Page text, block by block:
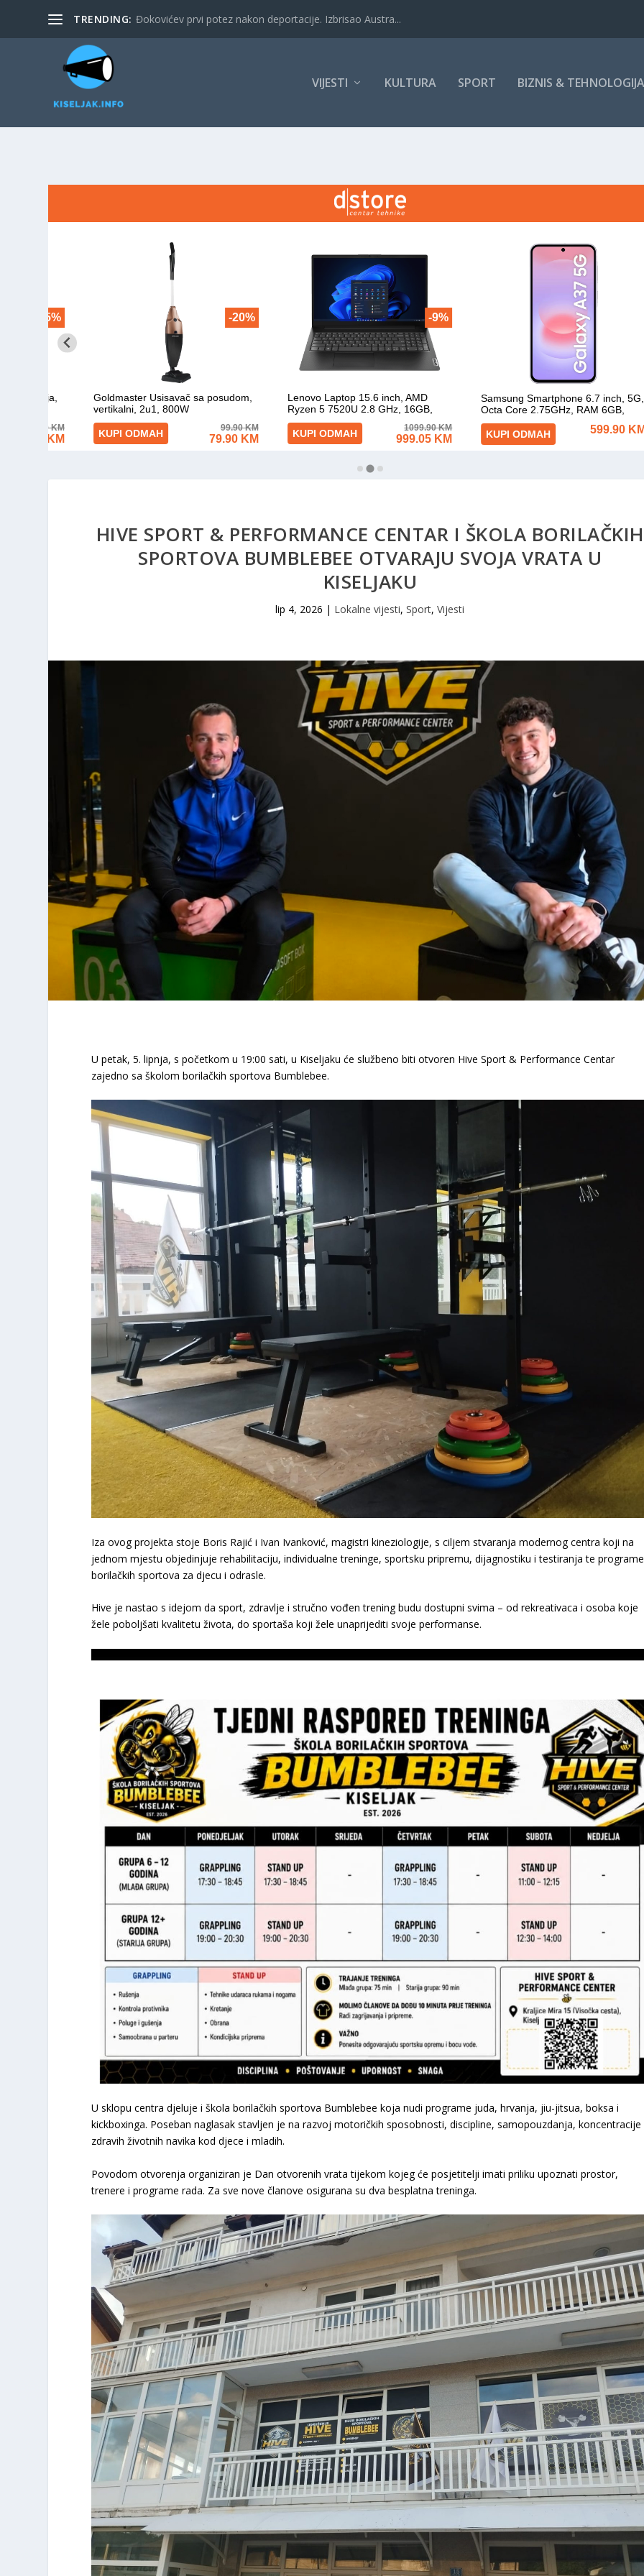
TRENDING: Đokovićev prvi potez nakon deportacije. Izbrisao Austra...
VIJESTI KULTURA SPORT BIZNIS & TEHNOLOGIJA
HIVE SPORT & PERFORMANCE CENTAR I ŠKOLA BORILAČKIH
SPORTOVA BUMBLEBEE OTVARAJU SVOJA VRATA U
KISELJAKU
lip 4, 2026 | Lokalne vijesti,Sport,Vijesti
U petak, 5. lipnja, s početkom u 19:00 sati, u Kiseljaku će službeno biti otvoren Hive Sport & Performance Centar
zajedno sa školom borilačkih sportova Bumblebee.
Iza ovog projekta stoje Boris Rajić i Ivan Ivanković, magistri kineziologije, s ciljem stvaranja modernog centra koji na
jednom mjestu objedinjuje rehabilitaciju, individualne treninge, sportsku pripremu, dijagnostiku i testiranja te programe
borilačkih sportova za djecu i odrasle.
Hive je nastao s idejom da sport, zdravlje i stručno vođen trening budu dostupni svima – od rekreativaca i osoba koje
žele poboljšati kvalitetu života, do sportaša koji žele unaprijediti svoje performanse.
U sklopu centra djeluje i škola borilačkih sportova Bumblebee koja nudi programe juda, hrvanja, jiu-jitsua, boksa i
kickboxinga. Poseban naglasak stavljen je na razvoj motoričkih sposobnosti, discipline, samopouzdanja, koncentracije
zdravih životnih navika kod djece i mladih.
Povodom otvorenja organiziran je Dan otvorenih vrata tijekom kojeg će posjetitelji imati priliku upoznati prostor,
trenere i programe rada. Za sve nove članove osigurana su dva besplatna treninga.